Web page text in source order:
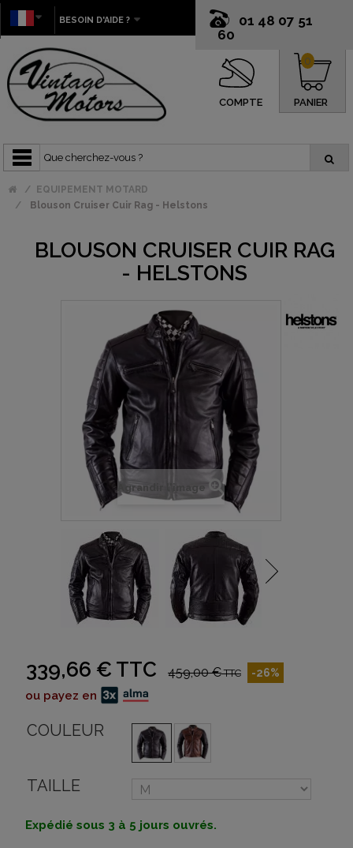
01 48 07 51
60
BESOIN D'AIDE ?
COMPTE PANIER
0
EQUIPEMENT MOTARD
Blouson Cruiser Cuir Rag - Helstons
BLOUSON CRUISER CUIR RAG
- HELSTONS
Agrandir l'image
339,66 € TTC 459,00 €TTC -26%
ou payez en
COULEUR
TAILLE
Expédié sous 3 à 5 jours ouvrés.